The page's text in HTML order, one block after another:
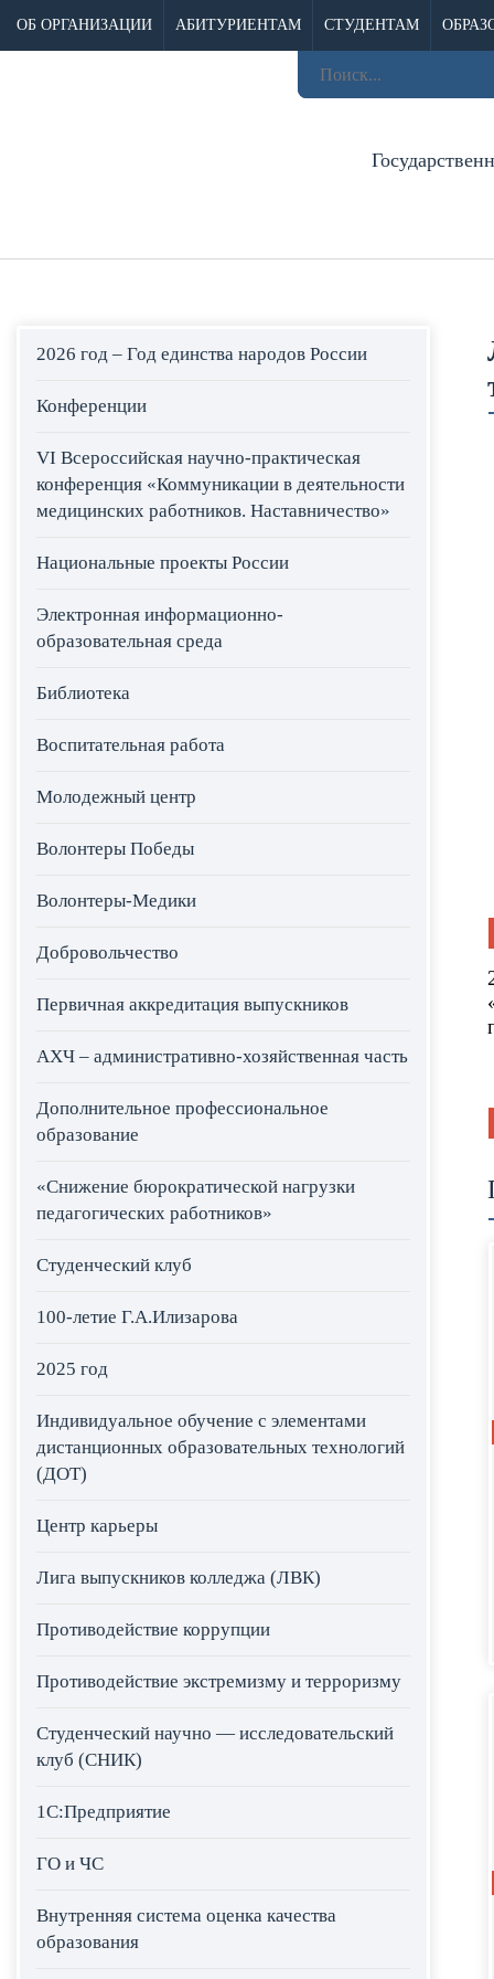
ОБ ОРГАНИЗАЦИИ АБИТУРИЕНТАМ СТУДЕНТАМ
2026 год – Год единства народов России
Конференции
VI Всероссийская научно-практическая
конференция «Коммуникации в деятельности
медицинских работников. Наставничество»
Национальные проекты России
Электронная информационно-
образовательная среда
Библиотека
Воспитательная работа
Молодежный центр
Волонтеры Победы
Волонтеры-Медики
Добровольчество
Первичная аккредитация выпускников
АХЧ – административно-хозяйственная часть
Дополнительное профессиональное
образование
«Снижение бюрократической нагрузки
педагогических работников»
Студенческий клуб
100-летие Г.А.Илизарова
2025 год
Индивидуальное обучение с элементами
дистанционных образовательных технологий
(ДОТ)
Центр карьеры
Лига выпускников колледжа (ЛВК)
Противодействие коррупции
Противодействие экстремизму и терроризму
Студенческий научно — исследовательский
клуб (СНИК)
1С:Предприятие
ГО и ЧС
Внутренняя система оценка качества
образования